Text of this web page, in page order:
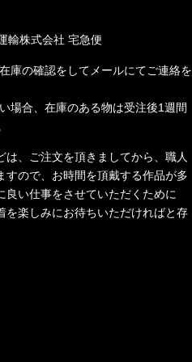
輸株式会社 宅急便
庫の確認をしてメールにてご連絡を
場合、在庫のある物は受注後1週間
は、ご注文を頂きましてから、職人
すので、お時間を頂戴する作品が多
良い仕事をさせていただくために
を楽しみにお待ちいただければと存